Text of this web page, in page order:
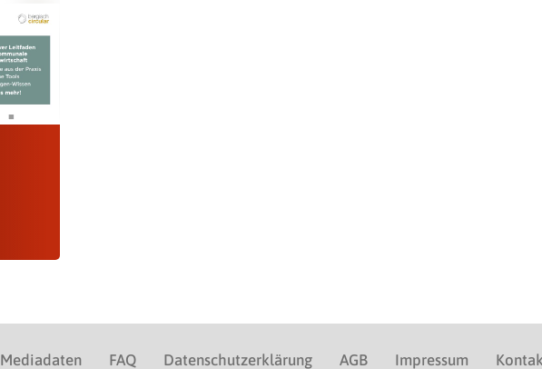
Mediadaten FAQ Datenschutzerklärung AGB Impressum